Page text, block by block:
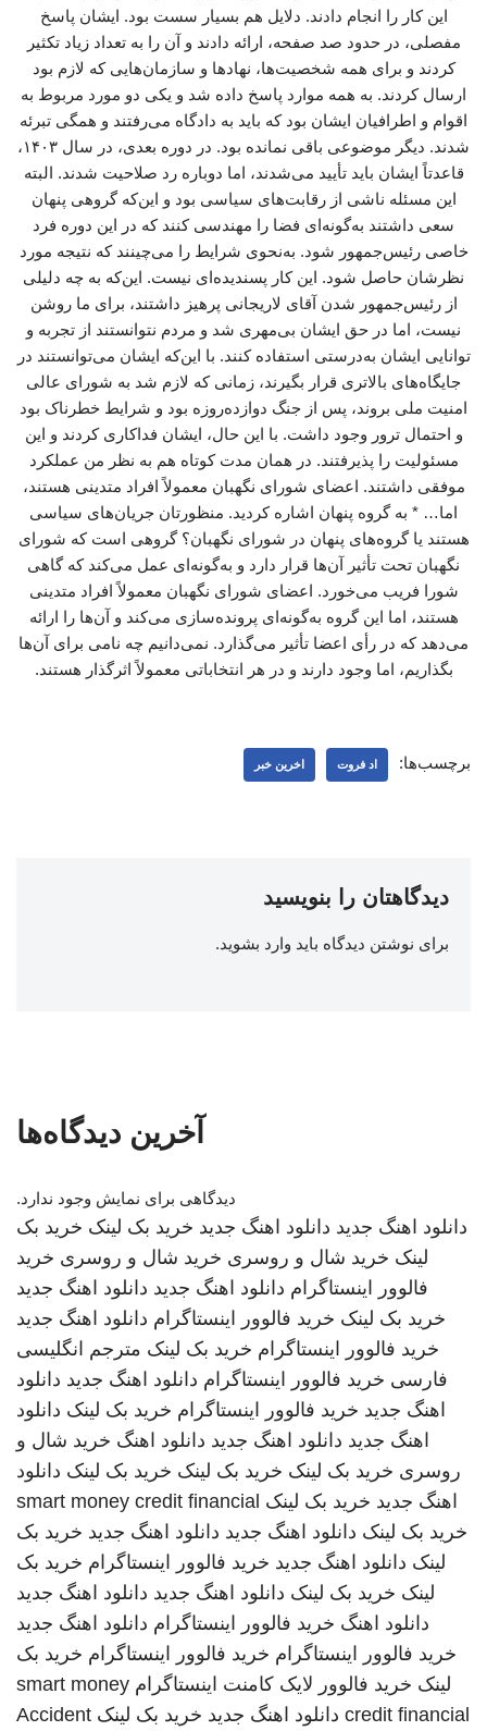
این کار را انجام دادند. دلایل هم بسیار سست بود. ایشان پاسخ
مفصلی، در حدود صد صفحه، ارائه دادند و آن را به تعداد زیاد تکثیر
کردند و برای همه شخصیت‌ها، نهادها و سازمان‌هایی که لازم بود
ارسال کردند. به همه موارد پاسخ داده شد و یکی دو مورد مربوط به
اقوام و اطرافیان ایشان بود که باید به دادگاه می‌رفتند و همگی تبرئه
شدند. دیگر موضوعی باقی نمانده بود. در دوره بعدی، در سال ۱۴۰۳،
قاعدتاً ایشان باید تأیید می‌شدند، اما دوباره رد صلاحیت شدند. البته
این مسئله ناشی از رقابت‌های سیاسی بود و این‌که گروهی پنهان
سعی داشتند به‌گونه‌ای فضا را مهندسی کنند که در این دوره فرد
خاصی رئیس‌جمهور شود. به‌نحوی شرایط را می‌چینند که نتیجه مورد
نظرشان حاصل شود. این کار پسندیده‌ای نیست. این‌که به چه دلیلی
از رئیس‌جمهور شدن آقای لاریجانی پرهیز داشتند، برای ما روشن
نیست، اما در حق ایشان بی‌مهری شد و مردم نتوانستند از تجربه و
توانایی ایشان به‌درستی استفاده کنند. با این‌که ایشان می‌توانستند در
جایگاه‌های بالاتری قرار بگیرند، زمانی که لازم شد به شورای عالی
امنیت ملی بروند، پس از جنگ دوازده‌روزه بود و شرایط خطرناک بود
و احتمال ترور وجود داشت. با این حال، ایشان فداکاری کردند و این
مسئولیت را پذیرفتند. در همان مدت کوتاه هم به نظر من عملکرد
موفقی داشتند. اعضای شورای نگهبان معمولاً افراد متدینی هستند،
اما… * به گروه پنهان اشاره کردید. منظورتان جریان‌های سیاسی
هستند یا گروه‌های پنهان در شورای نگهبان؟ گروهی است که شورای
نگهبان تحت تأثیر آن‌ها قرار دارد و به‌گونه‌ای عمل می‌کند که گاهی
شورا فریب می‌خورد. اعضای شورای نگهبان معمولاً افراد متدینی
هستند، اما این گروه به‌گونه‌ای پرونده‌سازی می‌کند و آن‌ها را ارائه
می‌دهد که در رأی اعضا تأثیر می‌گذارد. نمی‌دانیم چه نامی برای آن‌ها
بگذاریم، اما وجود دارند و در هر انتخاباتی معمولاً اثرگذار هستند.
برچسب‌ها: اد فروت اخرین خبر
دیدگاهتان را بنویسید
برای نوشتن دیدگاه باید وارد بشوید.
آخرین دیدگاه‌ها
دیدگاهی برای نمایش وجود ندارد.
دانلود اهنگ جدید دانلود اهنگ جدید خرید بک لینک خرید بک
لینک خرید شال و روسری خرید شال و روسری خرید
فالوور اینستاگرام دانلود اهنگ جدید دانلود اهنگ جدید
خرید بک لینک خرید فالوور اینستاگرام دانلود اهنگ جدید
خرید فالوور اینستاگرام خرید بک لینک مترجم انگلیسی
فارسی خرید فالوور اینستاگرام دانلود اهنگ جدید دانلود
اهنگ جدید خرید فالوور اینستاگرام خرید بک لینک دانلود
اهنگ جدید دانلود اهنگ جدید دانلود اهنگ خرید شال و
روسری خرید بک لینک خرید بک لینک خرید بک لینک دانلود
اهنگ جدید خرید بک لینک smart money credit financial
خرید بک لینک دانلود اهنگ جدید دانلود اهنگ جدید خرید بک
لینک دانلود اهنگ جدید خرید فالوور اینستاگرام خرید بک
لینک خرید بک لینک دانلود اهنگ جدید دانلود اهنگ جدید
دانلود اهنگ خرید فالوور اینستاگرام دانلود اهنگ جدید
خرید فالوور اینستاگرام خرید فالوور اینستاگرام خرید بک
لینک خرید فالوور لایک کامنت اینستاگرام smart money
credit financial دانلود اهنگ جدید خرید بک لینک Accident